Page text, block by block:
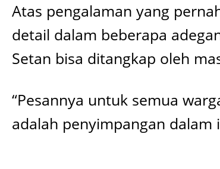
Atas pengalaman yang
detail dalam beberapa
Setan bisa ditangkap oleh
“Pesannya untuk semua
adalah penyimpangan dalam